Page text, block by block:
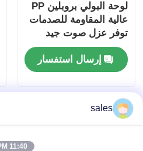
لوحة البولي بروبلين PP
عالية المقاومة للصدمات
توفر عزل صوت جيد
وخصائص مواد دائمة
للصناعةإرسال استفسار
sales
11:40 PM